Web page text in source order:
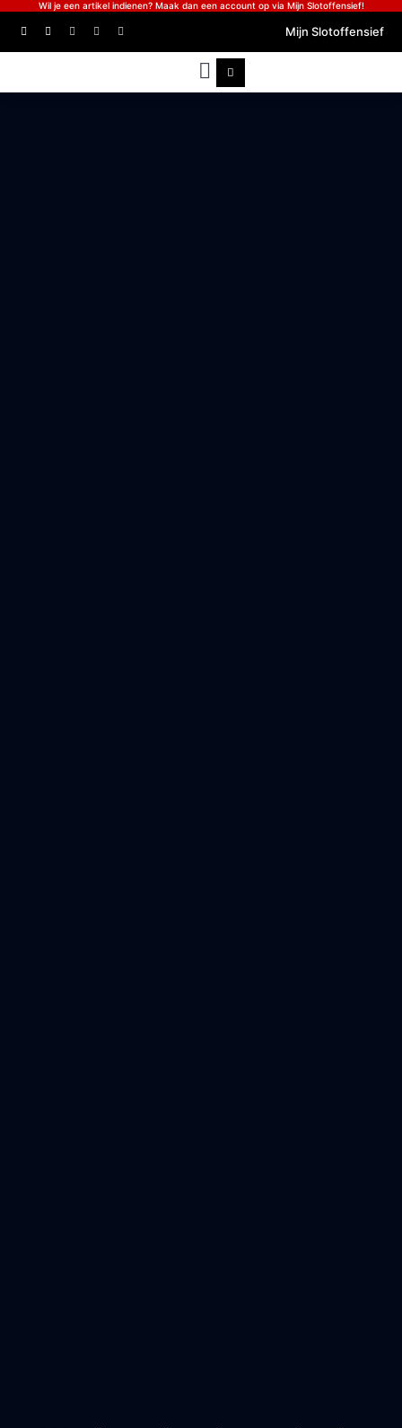
Wil je een artikel indienen? Maak dan een account op via Mijn Slotoffensief!
Mijn Slotoffensief